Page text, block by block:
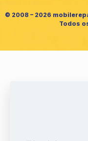
© 2008 – 2026
Todos